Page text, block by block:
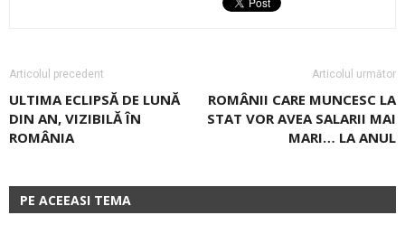
Articolul precedent
ULTIMA ECLIPSĂ DE LUNĂ
DIN AN, VIZIBILĂ ÎN
ROMÂNIA
Articolul următor
ROMÂNII CARE MUNCESC LA
STAT VOR AVEA SALARII MAI
MARI… LA ANUL
PE ACEEASI TEMA